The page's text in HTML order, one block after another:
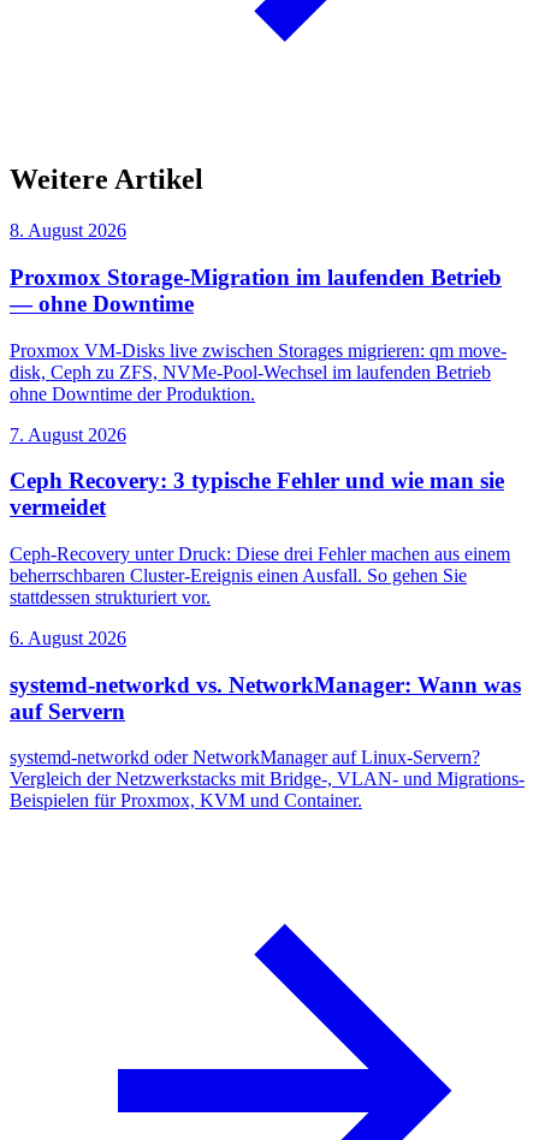
Weitere Artikel
8. August 2026
Proxmox Storage-Migration im laufenden Betrieb
— ohne Downtime
Proxmox VM-Disks live zwischen Storages migrieren: qm move-
disk, Ceph zu ZFS, NVMe-Pool-Wechsel im laufenden Betrieb
ohne Downtime der Produktion.
7. August 2026
Ceph Recovery: 3 typische Fehler und wie man sie
vermeidet
Ceph-Recovery unter Druck: Diese drei Fehler machen aus einem
beherrschbaren Cluster-Ereignis einen Ausfall. So gehen Sie
stattdessen strukturiert vor.
6. August 2026
systemd-networkd vs. NetworkManager: Wann was
auf Servern
systemd-networkd oder NetworkManager auf Linux-Servern?
Vergleich der Netzwerkstacks mit Bridge-, VLAN- und Migrations-
Beispielen für Proxmox, KVM und Container.